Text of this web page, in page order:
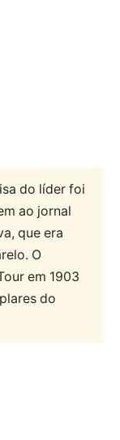
do líder foi
ao jornal
que era
O
em 1903
do